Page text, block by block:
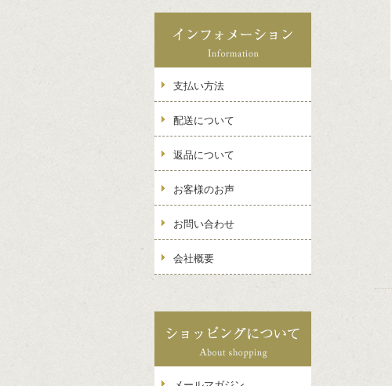
支払い方法
配送について
返品について
お客様のお声
お問い合わせ
会社概要